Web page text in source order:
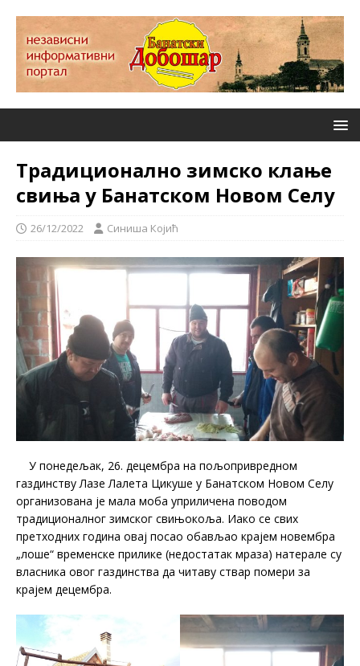
Традиционално зимско клање
свиња у Банатском Новом Селу
26/12/2022 Синиша Којић
У понедељак, 26. децембра на пољопривредном
газдинству Лазе Лалета Цикуше у Банатском Новом Селу
организована је мала моба уприличена поводом
традиционалног зимског свињокоља. Иако се свих
претходних година овај посао обављао крајем новембра
„лоше“ временске прилике (недостатак мраза) натерале су
власника овог газдинства да читаву ствар помери за
крајем децембра.